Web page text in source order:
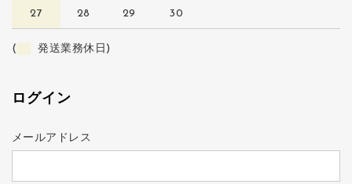
27 28 29 30
( 発送業務休日)
ログイン
メールアドレス